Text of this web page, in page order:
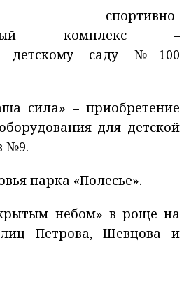
спортивно-
комплекс –
детскому саду №100
сила» – приобретение
для детской
№9.
парка «Полесье».
небом» в роще на
Петрова, Шевцова и